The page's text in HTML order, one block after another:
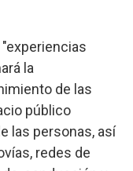
la
de las
público
las personas, así
redes de